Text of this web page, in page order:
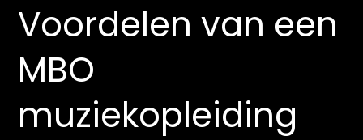
Voordelen van een
MBO
muziekopleiding